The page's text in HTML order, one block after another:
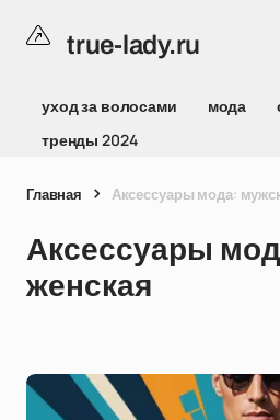
true-lady.ru
уход за волосами мода
тренды 2024
Главная Аксессуары мода:
Аксессуары
женская